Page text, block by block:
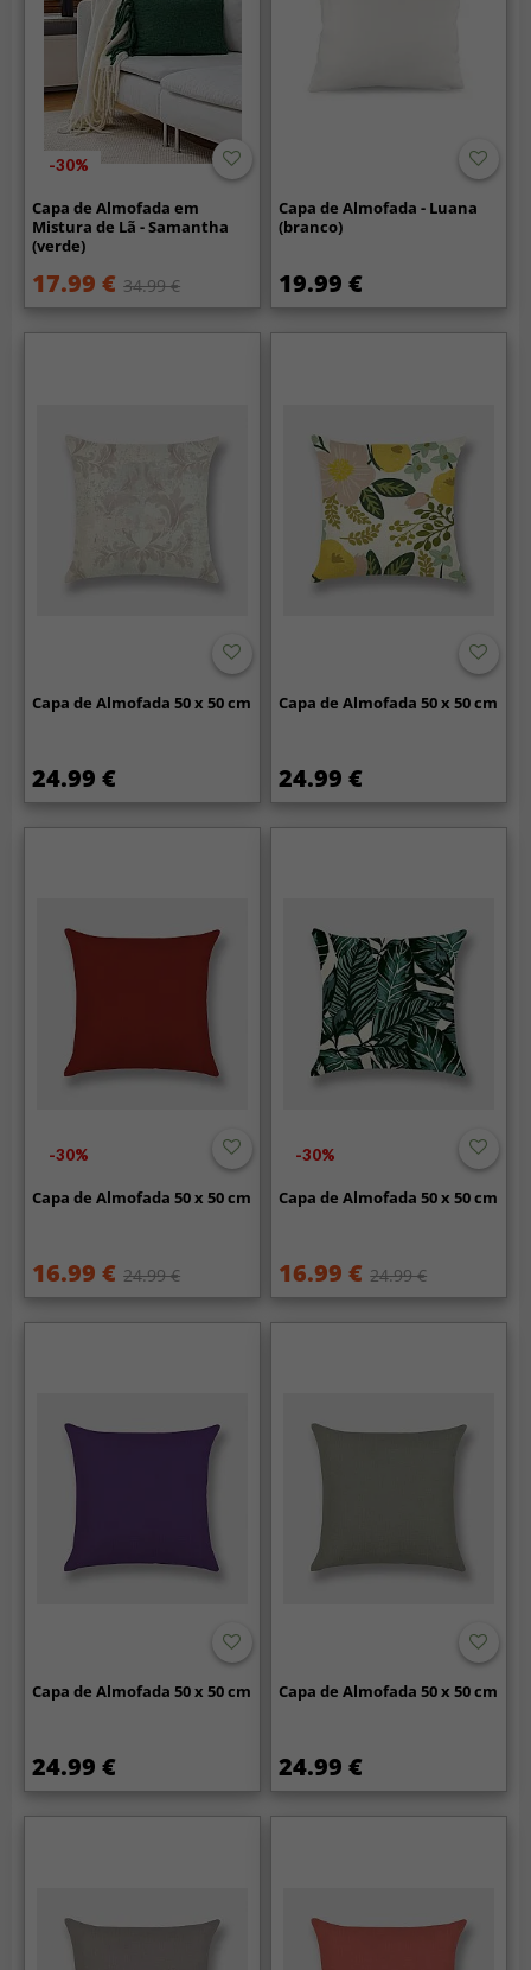
-30%
Capa de Almofada em
Mistura de Lã - Samantha
(verde)
17.99 € 34.99 €
Capa de Almofada - Luana
(branco)
19.99 €
Capa de Almofada 50 x 50 cm
24.99 €
Capa de Almofada 50 x 50 cm
24.99 €
-30%
Capa de Almofada 50 x 50 cm
16.99 € 24.99 €
-30%
Capa de Almofada 50 x 50 cm
16.99 € 24.99 €
Capa de Almofada 50 x 50 cm
24.99 €
Capa de Almofada 50 x 50 cm
24.99 €